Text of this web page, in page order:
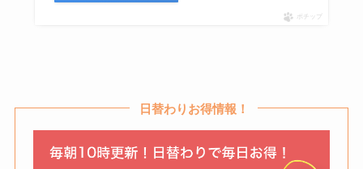
ポチップ
日替わりお得情報！